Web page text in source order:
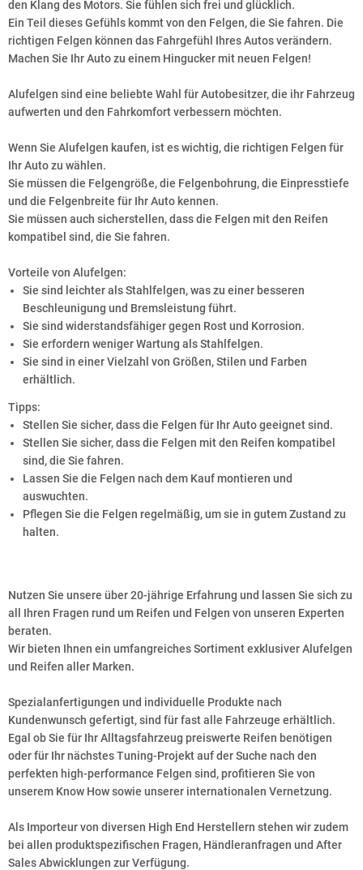
den Klang des Motors. Sie fühlen sich frei und glücklich.
Ein Teil dieses Gefühls kommt von den Felgen, die Sie fahren. Die
richtigen Felgen können das Fahrgefühl Ihres Autos verändern.
Machen Sie Ihr Auto zu einem Hingucker mit neuen Felgen!
Alufelgen sind eine beliebte Wahl für Autobesitzer, die ihr Fahrzeug
aufwerten und den Fahrkomfort verbessern möchten.
Wenn Sie Alufelgen kaufen, ist es wichtig, die richtigen Felgen für
Ihr Auto zu wählen.
Sie müssen die Felgengröße, die Felgenbohrung, die Einpresstiefe
und die Felgenbreite für Ihr Auto kennen.
Sie müssen auch sicherstellen, dass die Felgen mit den Reifen
kompatibel sind, die Sie fahren.
Vorteile von Alufelgen:
Sie sind leichter als Stahlfelgen, was zu einer besseren
Beschleunigung und Bremsleistung führt.
Sie sind widerstandsfähiger gegen Rost und Korrosion.
Sie erfordern weniger Wartung als Stahlfelgen.
Sie sind in einer Vielzahl von Größen, Stilen und Farben
erhältlich.
Tipps:
Stellen Sie sicher, dass die Felgen für Ihr Auto geeignet sind.
Stellen Sie sicher, dass die Felgen mit den Reifen kompatibel
sind, die Sie fahren.
Lassen Sie die Felgen nach dem Kauf montieren und
auswuchten.
Pflegen Sie die Felgen regelmäßig, um sie in gutem Zustand zu
halten.
Nutzen Sie unsere über 20-jährige Erfahrung und lassen Sie sich zu
all Ihren Fragen rund um Reifen und Felgen von unseren Experten
beraten.
Wir bieten Ihnen ein umfangreiches Sortiment exklusiver Alufelgen
und Reifen aller Marken.
Spezialanfertigungen und individuelle Produkte nach
Kundenwunsch gefertigt, sind für fast alle Fahrzeuge erhältlich.
Egal ob Sie für Ihr Alltagsfahrzeug preiswerte Reifen benötigen
oder für Ihr nächstes Tuning-Projekt auf der Suche nach den
perfekten high-performance Felgen sind, profitieren Sie von
unserem Know How sowie unserer internationalen Vernetzung.
Als Importeur von diversen High End Herstellern stehen wir zudem
bei allen produktspezifischen Fragen, Händleranfragen und After
Sales Abwicklungen zur Verfügung.